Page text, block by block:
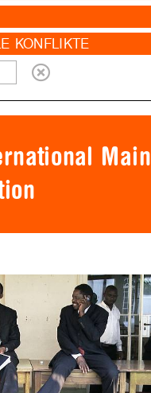
KONFLIKTE
Main